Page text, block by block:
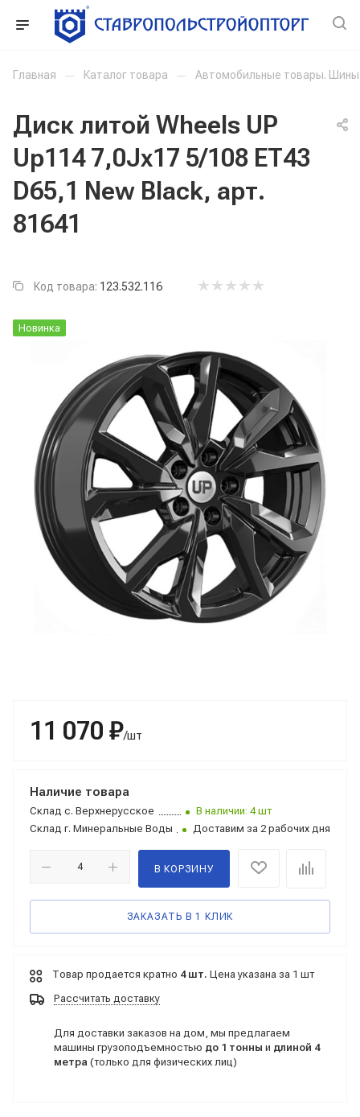
Главная — Каталог товара — Автомобильные товары. Шины
Диск литой Wheels UP
Up114 7,0Jx17 5/108 ET43
D65,1 New Black, арт.
81641
Код товара: 123.532.116
Новинка
11 070 ₽/шт
Наличие товара
Склад с. Верхнерусское
В наличии: 4 шт
Склад г. Минеральные Воды Доставим за 2 рабочих дня
В КОРЗИНУ
ЗАКАЗАТЬ В 1 КЛИК
Товар продается кратно 4 шт. Цена указана за 1 шт
Рассчитать доставку
Для доставки заказов на дом, мы предлагаем
машины грузоподъемностью до 1 тонны и длиной 4
метра (только для физических лиц)